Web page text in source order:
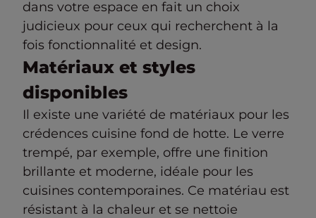
dans votre espace en fait un choix
judicieux pour ceux qui recherchent à la
fois fonctionnalité et design.
Matériaux et styles
disponibles
Il existe une variété de matériaux pour les
crédences cuisine fond de hotte. Le verre
trempé, par exemple, offre une finition
brillante et moderne, idéale pour les
cuisines contemporaines. Ce matériau est
résistant à la chaleur et se nettoie